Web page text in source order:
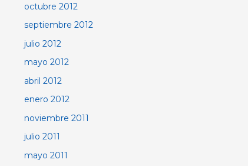
octubre 2012
septiembre 2012
julio 2012
mayo 2012
abril 2012
enero 2012
noviembre 2011
julio 2011
mayo 2011